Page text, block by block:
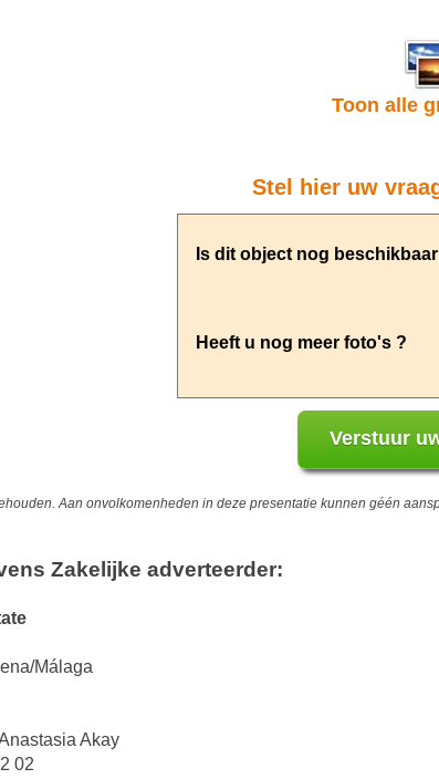
Toon alle
Stel hier uw
Aan onvolkomenheden in deze presentatie kunnen géén
Zakelijke adverteerder:
Málaga
Akay
02